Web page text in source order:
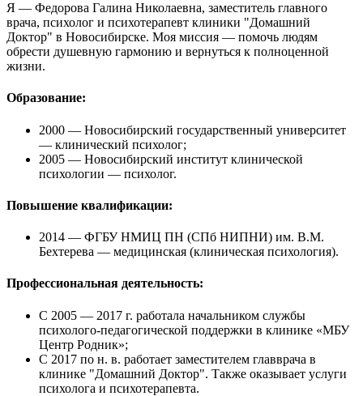
Я — Федорова Галина Николаевна, заместитель главного
врача, психолог и психотерапевт клиники "Домашний
Доктор" в Новосибирске. Моя миссия — помочь людям
обрести душевную гармонию и вернуться к полноценной
жизни.
Образование:
2000 — Новосибирский государственный университет
— клинический психолог;
2005 — Новосибирский институт клинической
психологии — психолог.
Повышение квалификации:
2014 — ФГБУ НМИЦ ПН (СПб НИПНИ) им. В.М.
Бехтерева — медицинская (клиническая психология).
Профессиональная деятельность:
С 2005 — 2017 г. работала начальником службы
психолого-педагогической поддержки в клинике «МБУ
Центр Родник»;
С 2017 по н. в. работает заместителем главврача в
клинике "Домашний Доктор". Также оказывает услуги
психолога и психотерапевта.